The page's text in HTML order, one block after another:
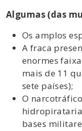
Algumas (das
Os amplos
A fraca
enormes
mais de 11
sete países);
O
bases